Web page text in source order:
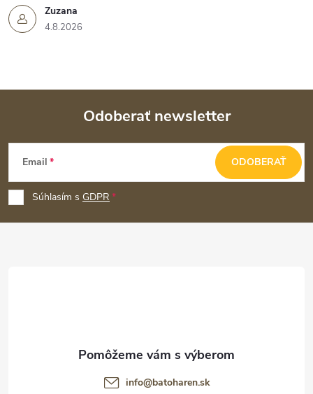
Zuzana
4.8.2026
Z
p
ä
Odoberať newsletter
Email
Súhlasím s GDPR
ODOBERAŤ
info@batoharen.sk